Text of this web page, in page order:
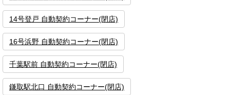
14号登戸 自動契約コーナー(閉店)
16号浜野 自動契約コーナー(閉店)
千葉駅前 自動契約コーナー(閉店)
鎌取駅北口 自動契約コーナー(閉店)